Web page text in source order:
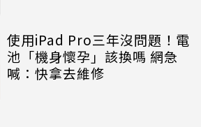
使用iPad Pro三年沒問題！電
池「機身懷孕」該換嗎 網急
喊：快拿去維修